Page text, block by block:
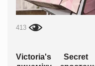
413
Victoria's Secret